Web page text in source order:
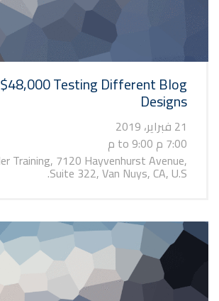
Testing Different Blog
Designs
21 فبراير، 2019
7:00 م to 9:00 م
Training, 7120 Hayvenhurst Avenue,
Suite 322, Van Nuys, CA, U.S.